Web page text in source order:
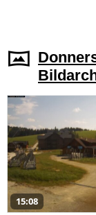
15:08